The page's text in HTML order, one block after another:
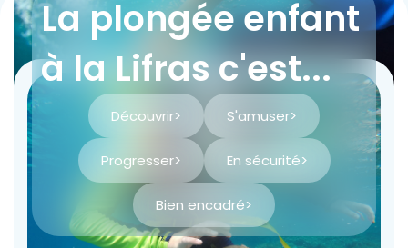
La plongée enfant
à la Lifras c'est...
Découvrir> S'amuser>
Progresser> En sécurité>
Bien encadré>